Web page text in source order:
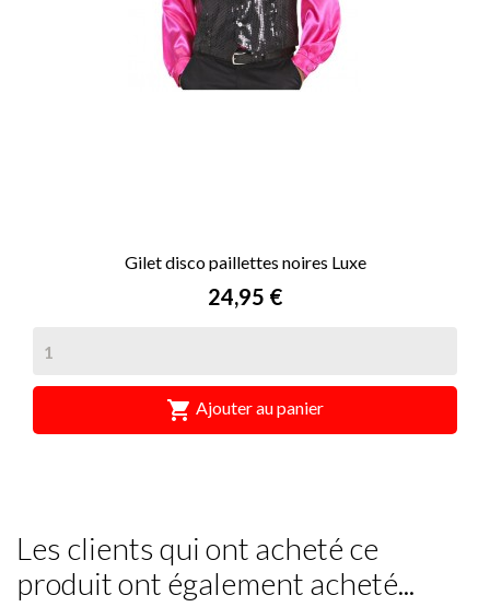
Gilet disco paillettes noires Luxe
Prix
24,95 €
 Ajouter au panier
Les clients qui ont acheté ce
produit ont également acheté...